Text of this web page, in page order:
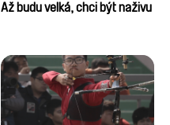
Až budu velká, chci být naživu